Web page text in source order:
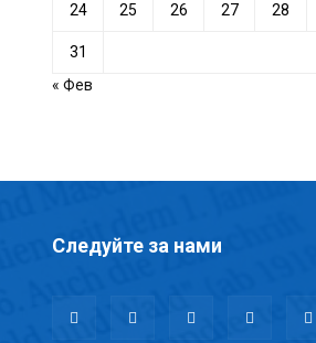
24 25 26 27 28
31
« Фев
Следуйте за нами